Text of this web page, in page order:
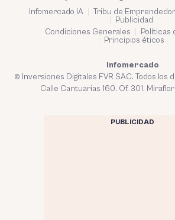
Infomercado IA Tribu de
Publicidad
Condiciones Generales
Políticas
Principios éticos
Infomercado
© Inversiones Digitales FVR SAC. Todos los
Calle Cantuarias 160. Of. 301.
PUBLICIDAD